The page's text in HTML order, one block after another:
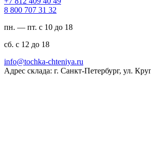
23 13 707 008 8
пн. — пт. с 10 до 18
сб. с 12 до 18
ur.ayinethc-akhcot@ofni
Адрес склада: г. Санкт-Петербург, ул.